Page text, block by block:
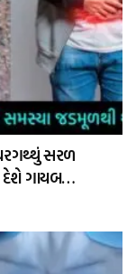
સરળ
દેશે ગાયબ…